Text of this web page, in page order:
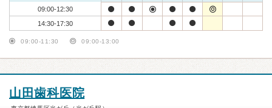
09:00-12:30
14:30-17:30
09:00-11:30 09:00-13:00
山田歯科医院